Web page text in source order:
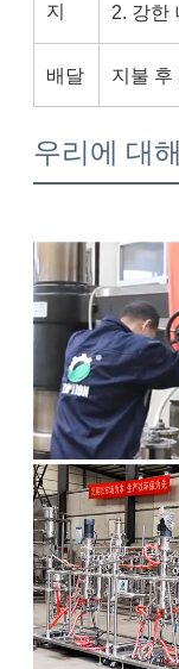
지 2. 강한
배달 지불 후
우리에 대해